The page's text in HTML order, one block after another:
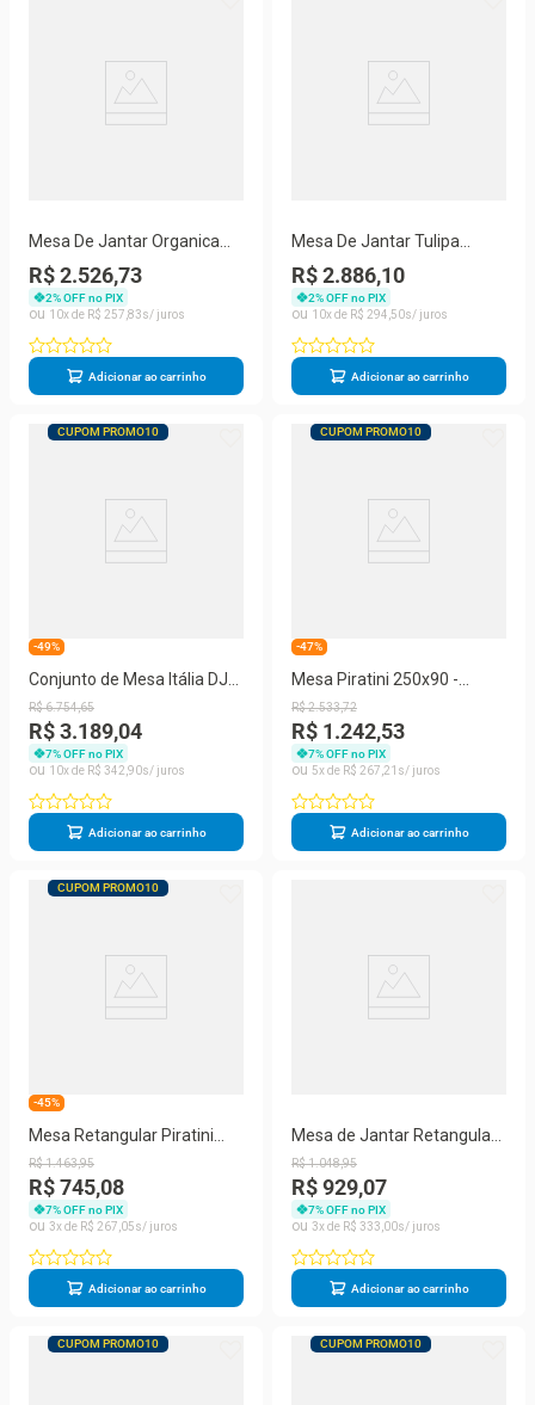
Mesa De Jantar Organica
Polaris Em Freijo
110x100cm
R$ 2.526,73
2% OFF no PIX
10
R$ 257 83
Adicionar ao carrinho
Mesa De Jantar Tulipa
Saarinen Oval 180x100cm
Testurizado Marmore
R$ 2.886,10
2% OFF no PIX
10
R$ 294 50
Adicionar ao carrinho
CUPOM PROMO10
-49%
Conjunto de Mesa Itália DJ
Móveis Com 8 Cadeiras Zoe
R$6.754,65
R$ 3.189,04
7% OFF no PIX
10
R$ 342 90
Adicionar ao carrinho
CUPOM PROMO10
-47%
Mesa Piratini 250x90 -
100EA, Eucalipto
R$2.533,72
R$ 1.242,53
7% OFF no PIX
5
R$ 267 21
Adicionar ao carrinho
CUPOM PROMO10
-45%
Mesa Retangular Piratini
Colonial 103
R$1.463,95
R$ 745,08
7% OFF no PIX
3
R$ 267 05
Adicionar ao carrinho
Mesa de Jantar Retangular
Aço Nobre Cláudia com
160cm de largura
R$1.048,95
R$ 929,07
7% OFF no PIX
3
R$ 333 00
Adicionar ao carrinho
CUPOM PROMO10 CUPOM PROMO10